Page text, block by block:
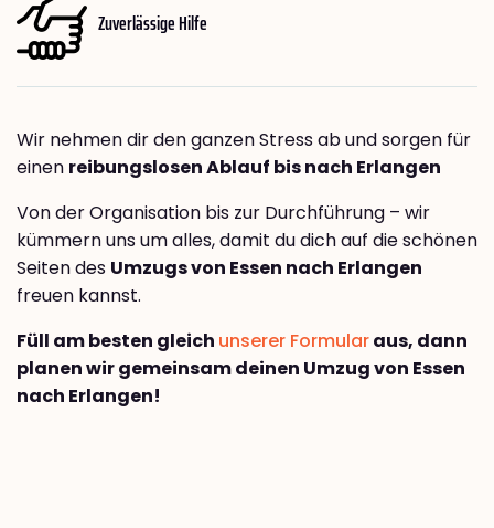
Zuverlässige Hilfe
Wir nehmen dir den ganzen Stress ab und sorgen für
einen reibungslosen Ablauf bis nach Erlangen
Von der Organisation bis zur Durchführung – wir
kümmern uns um alles, damit du dich auf die schönen
Seiten des Umzugs von Essen nach Erlangen
freuen kannst.
Füll am besten gleich unserer Formularaus, dann
planen wir gemeinsam deinen Umzug von Essen
nach Erlangen!